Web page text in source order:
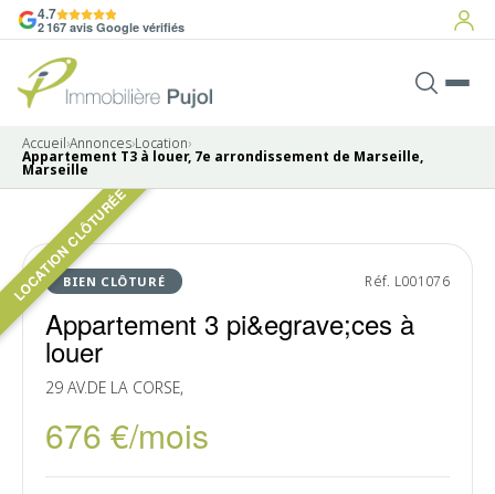
4.7
2 167 avis Google vérifiés
Accueil›Annonces›Location›
Appartement T3 à louer, 7e arrondissement de Marseille,
Marseille
LOCATION CLÔTURÉE
BIEN CLÔTURÉ Réf. L001076
Appartement 3 pi&egrave;ces à
louer
29 AV.DE LA CORSE,
676 €/mois
Pas de photo disponible
LOUÉ